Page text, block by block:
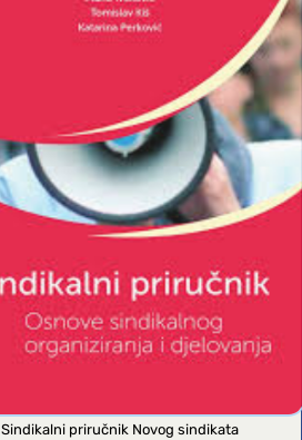
Sindikalni priručnik Novog sindikata